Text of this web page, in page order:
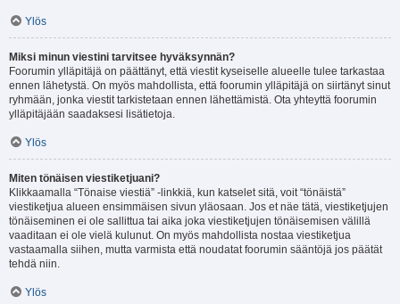
Ylös
Miksi minun viestini tarvitsee hyväksynnän?
Foorumin ylläpitäjä on päättänyt, että viestit kyseiselle alueelle tulee tarkastaa
ennen lähetystä. On myös mahdollista, että foorumin ylläpitäjä on siirtänyt sinut
ryhmään, jonka viestit tarkistetaan ennen lähettämistä. Ota yhteyttä foorumin
ylläpitäjään saadaksesi lisätietoja.
Ylös
Miten tönäisen viestiketjuani?
Klikkaamalla “Tönaise viestiä” -linkkiä, kun katselet sitä, voit “tönäistä”
viestiketjua alueen ensimmäisen sivun yläosaan. Jos et näe tätä, viestiketjujen
tönäiseminen ei ole sallittua tai aika joka viestiketjujen tönäisemisen välillä
vaaditaan ei ole vielä kulunut. On myös mahdollista nostaa viestiketjua
vastaamalla siihen, mutta varmista että noudatat foorumin sääntöjä jos päätät
tehdä niin.
Ylös